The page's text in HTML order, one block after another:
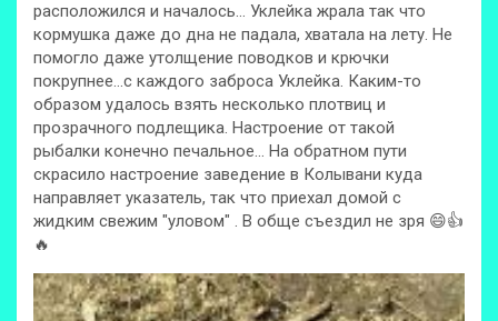
расположился и началось… Уклейка жрала так что
кормушка даже до дна не падала, хватала на лету. Не
помогло даже утолщение поводков и крючки
покрупнее…с каждого заброса Уклейка. Каким-то
образом удалось взять несколько плотвиц и
прозрачного подлещика. Настроение от такой
рыбалки конечно печальное… На обратном пути
скрасило настроение заведение в Колывани куда
направляет указатель, так что приехал домой с
жидким свежим "уловом" . В обще съездил не зря 😄👍
🔥